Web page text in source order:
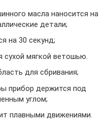
масла наносится на
детали;
на 30 секунд;
сухой мягкой ветошью.
для сбривания;
прибор держится под
углом;
плавными движениями.